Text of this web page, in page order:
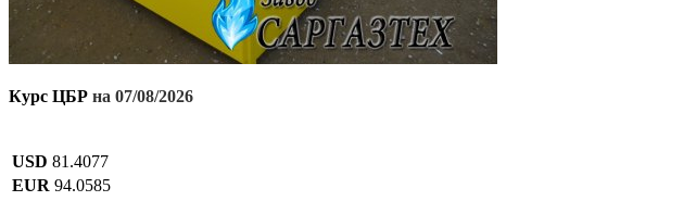
Курс ЦБР на 07/08/2026
USD 81.4077
EUR 94.0585